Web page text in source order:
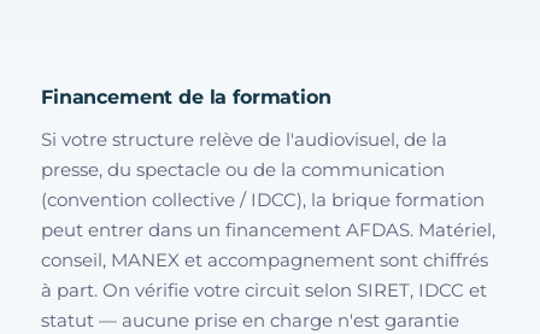
Financement de la formation
Si votre structure relève de l'audiovisuel, de la
presse, du spectacle ou de la communication
(convention collective / IDCC), la brique formation
peut entrer dans un financement AFDAS. Matériel,
conseil, MANEX et accompagnement sont chiffrés
à part. On vérifie votre circuit selon SIRET, IDCC et
statut — aucune prise en charge n'est garantie